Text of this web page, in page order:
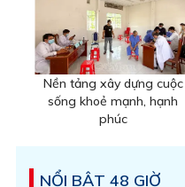
Nền tảng xây dựng cuộc
sống khoẻ mạnh, hạnh
phúc
NỔI BẬT 48 GIỜ